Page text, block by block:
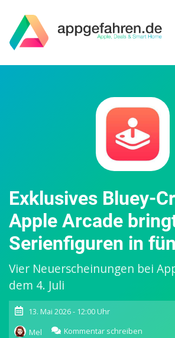
Exklusives Bluey-
Apple Arcade
Serienfiguren in
Vier Neuerscheinungen bei
dem 4. Juli
13. Mai 2026 - 12:00 Uhr
Mel
Kommentar schreiben